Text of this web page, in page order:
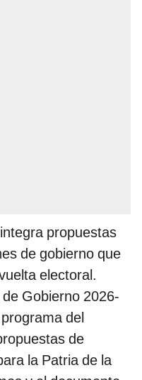
propuestas
de gobierno que
electoral.
Gobierno 2026-
del
de
la Patria de la